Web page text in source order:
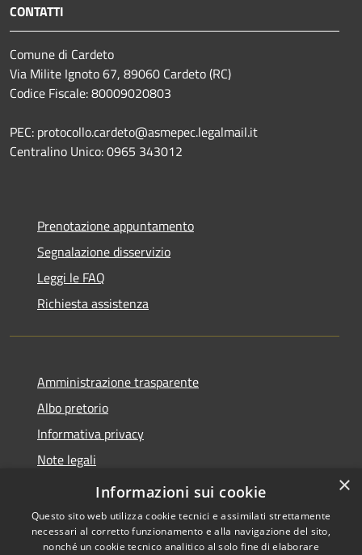
CONTATTI
Comune di Cardeto
Via Milite Ignoto 67, 89060 Cardeto (RC)
Codice Fiscale: 80009020803
PEC: protocollo.cardeto@asmepec.legalmail.it
Centralino Unico: 0965 343012
Prenotazione appuntamento
Segnalazione disservizio
Leggi le FAQ
Richiesta assistenza
Amministrazione trasparente
Albo pretorio
Informativa privacy
Note legali
Dichiarazione di accessibilità
×
Informazioni sui cookie
Questo sito web utilizza cookie tecnici e assimilati strettamente
necessari al corretto funzionamento e alla navigazione del sito,
nonché un cookie tecnico analitico al solo fine di elaborare